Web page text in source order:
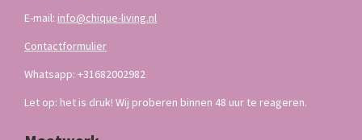
E-mail: info@chique-living.nl
Contactformulier
Whatsapp: +31682002982
Let op: het is druk! Wij proberen binnen 48 uur te reageren.